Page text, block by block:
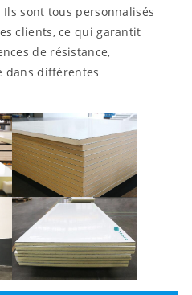
sont tous personnalisés
clients, ce qui garantit
de résistance,
dans différentes